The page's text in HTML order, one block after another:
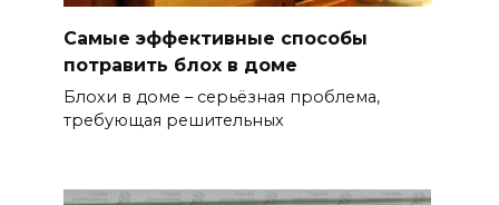
Самые эффективные способы
потравить блох в доме
Блохи в доме – серьёзная проблема,
требующая решительных